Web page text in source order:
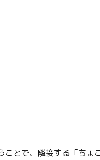
ことで、隣接する「ちょ